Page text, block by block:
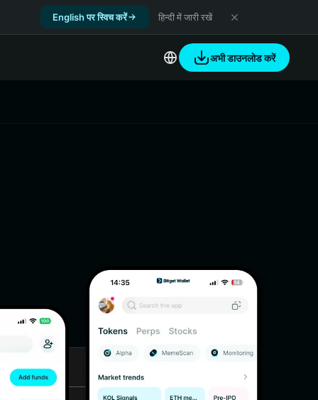
English पर स्विच करें हिन्दी में जारी रखें
अभी डाउनलोड करें